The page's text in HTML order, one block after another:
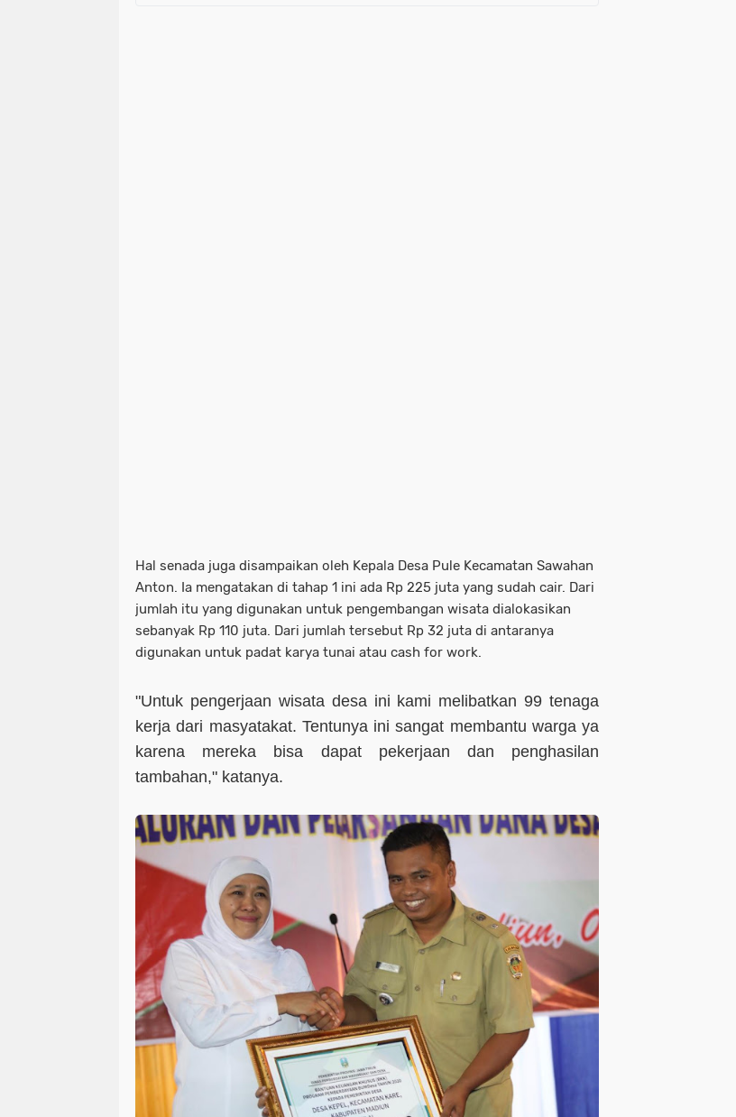
Hal senada juga disampaikan oleh Kepala Desa Pule Kecamatan Sawahan
Anton. Ia mengatakan di tahap 1 ini ada Rp 225 juta yang sudah cair. Dari
jumlah itu yang digunakan untuk pengembangan wisata dialokasikan
sebanyak Rp 110 juta. Dari jumlah tersebut Rp 32 juta di antaranya
digunakan untuk padat karya tunai atau cash for work.
"Untuk pengerjaan wisata desa ini kami melibatkan 99 tenaga
kerja dari masyatakat. Tentunya ini sangat membantu warga ya
karena mereka bisa dapat pekerjaan dan penghasilan
tambahan," katanya.